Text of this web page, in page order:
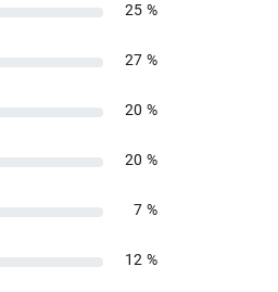
25 %
27 %
20 %
20 %
7 %
12 %